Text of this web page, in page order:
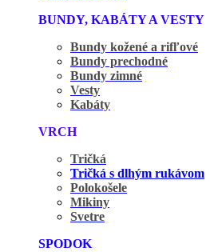
BUNDY, KABÁTY A VESTY
Bundy kožené a rifľové
Bundy prechodné
Bundy zimné
Vesty
Kabáty
VRCH
Tričká
Tričká s dlhým rukávom
Polokošele
Mikiny
Svetre
SPODOK